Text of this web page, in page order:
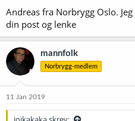
Andreas fra Norbrygg Oslo.
din post og lenke
mannfolk
Norbrygg-medlem
11 Jan 2019